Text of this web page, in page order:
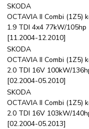
SKODA
OCTAVIA II Combi (1Z5)
1.9 TDI 4x4 77kW/105hp
[11.2004-12.2010]
SKODA
OCTAVIA II Combi (1Z5)
2.0 TDI 16V 100kW/
[02.2004-05.2010]
SKODA
OCTAVIA II Combi (1Z5)
2.0 TDI 16V 103kW/
[02.2004-05.2013]